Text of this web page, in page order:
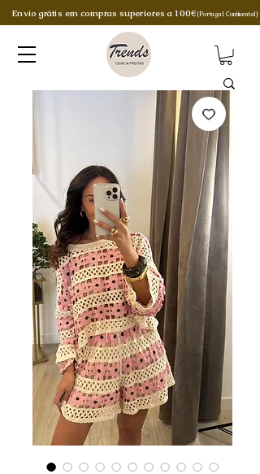
Envio grátis em compras superiores a 100€ (Portugal Continental)